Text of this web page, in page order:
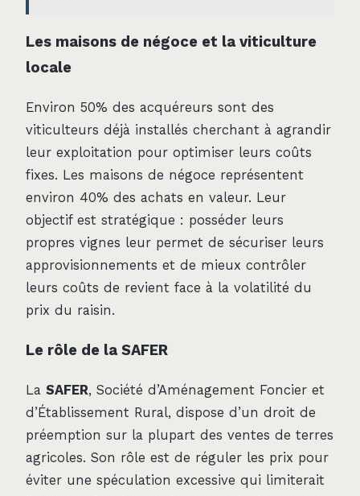
Les maisons de négoce et la viticulture
locale
Environ 50% des acquéreurs sont des
viticulteurs déjà installés cherchant à agrandir
leur exploitation pour optimiser leurs coûts
fixes. Les maisons de négoce représentent
environ 40% des achats en valeur. Leur
objectif est stratégique : posséder leurs
propres vignes leur permet de sécuriser leurs
approvisionnements et de mieux contrôler
leurs coûts de revient face à la volatilité du
prix du raisin.
Le rôle de la SAFER
La SAFER, Société d’Aménagement Foncier et
d’Établissement Rural, dispose d’un droit de
préemption sur la plupart des ventes de terres
agricoles. Son rôle est de réguler les prix pour
éviter une spéculation excessive qui limiterait